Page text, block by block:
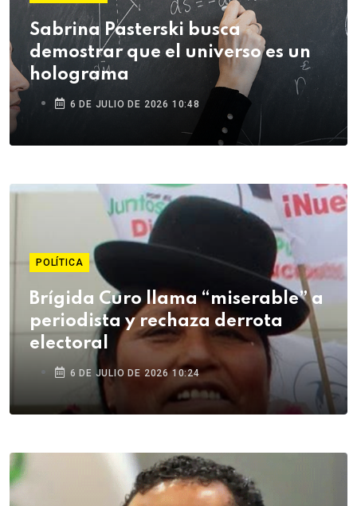
Sabrina Pasterski busca
demostrar que el universo es un
holograma
6 DE JULIO DE 2026 10:48
POLÍTICA
Brígida Curo llama “miserable” a
periodista y rechaza derrota
electoral
6 DE JULIO DE 2026 10:24